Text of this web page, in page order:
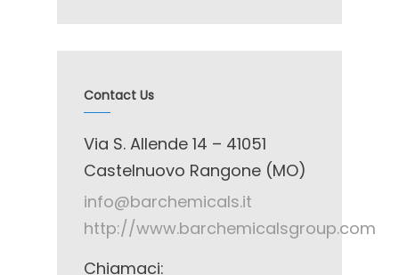
Contact Us
Via S. Allende 14 – 41051
Castelnuovo Rangone (MO)
info@barchemicals.it
http://www.barchemicalsgroup.com
Chiamaci: